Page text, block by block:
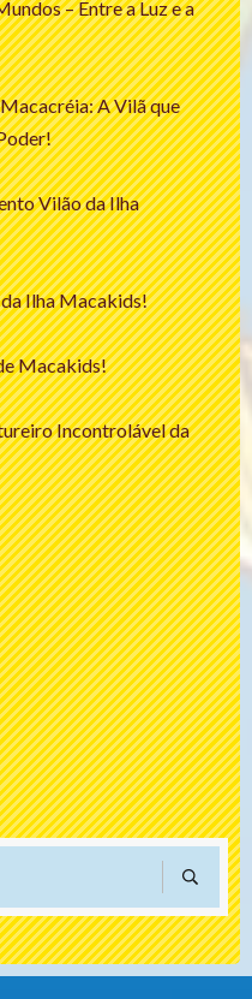
– Entre a Luz e a
A Vilã que
Vilão da Ilha
Ilha Macakids!
Macakids!
Incontrolável da